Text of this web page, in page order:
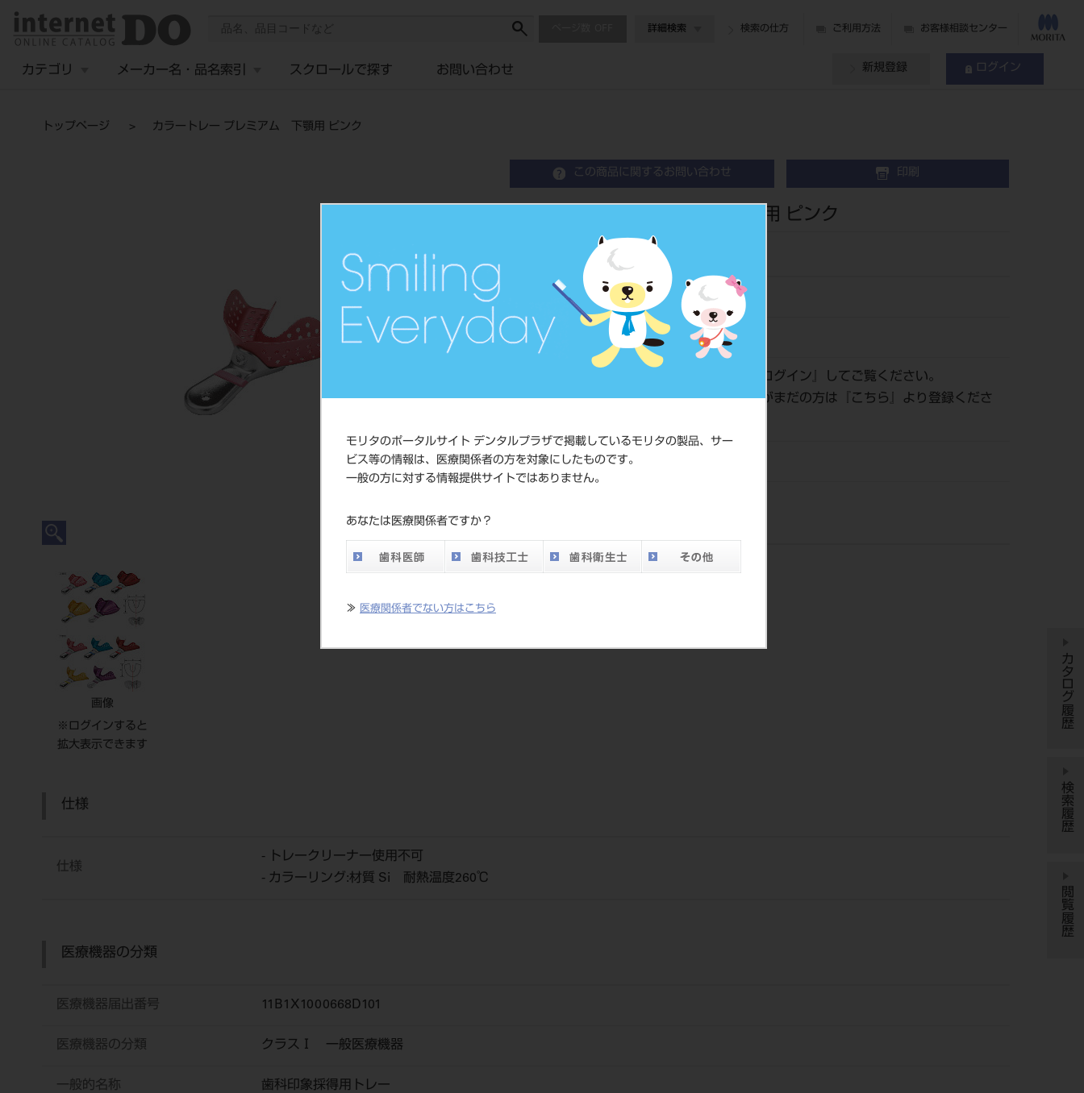
モリタのポータルサイト デンタルプラザで掲載しているモリタの製品、サー
ビス等の情報は、医療関係者の方を対象にしたものです。
一般の方に対する情報提供サイトではありません。
あなたは医療関係者ですか？
≫ 医療関係者でない方はこちら
詳細検索 検索の仕方 ご利用方法 お客様相談センター
カテゴリ メーカー名・品名索引 スクロールで探す お問い合わせ 新規登録 ログイン
トップページ カラートレー プレミアム 下顎用 ピンク
この商品に関するお問い合わせ 印刷
カラートレー プレミアム 下顎用 ピンク
品目コード 201010561P
JAN/EANコード 4963931191116
標準価格
ログイン 』してご覧ください。
ネット会員登録がまだの方は『
こちら
』より登録くださ
メーカー
画像
※ログインすると
拡大表示できます
仕様
仕様
- トレークリーナー使用不可
- カラーリング:材質 Si 耐熱温度260℃
医療機器の分類
医療機器届出番号 11B1X1000668D101
医療機器の分類 クラスⅠ 一般医療機器
一般的名称 歯科印象採得用トレー
カタログ履歴
検索履歴
閲覧履歴